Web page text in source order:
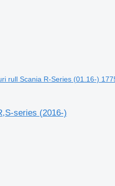
rull Scania R-Series (01.16-)
series (2016-)